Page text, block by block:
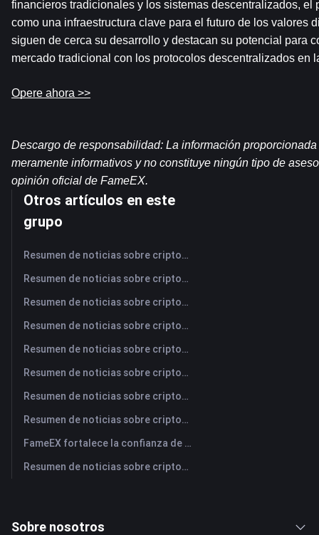
financieros tradicionales y los sistemas descentralizados, el
como una infraestructura clave para el futuro de los valores
siguen de cerca su desarrollo y destacan su potencial para
mercado tradicional con los protocolos descentralizados en
Opere ahora >>
Descargo de responsabilidad: La información
meramente informativos y no constituye ningún tipo de
opinión oficial de FameEX.
Otros artículos en este
grupo
Resumen de noticias sobre criptomonedas de FameEX de hoy | 7 de agosto de 2026
Resumen de noticias sobre criptomonedas de FameEX de hoy | 6 de agosto de 2026
Resumen de noticias sobre criptomonedas de FameEX de hoy | 5 de agosto de 2026
Resumen de noticias sobre criptomonedas de FameEX de hoy | 4 de agosto de 2026
Resumen de noticias sobre criptomonedas de FameEX de hoy | 3 de agosto de 2026
Resumen de noticias sobre criptomonedas de FameEX de hoy | 31 de julio de 2026
Resumen de noticias sobre criptomonedas de FameEX de hoy | 30 de julio de 2026
Resumen de noticias sobre criptomonedas de FameEX de hoy | 29 de julio de 2026
FameEX fortalece la confianza de los usuarios a través de ocho años de operaciones estables y crecimiento global
Resumen de noticias sobre criptomonedas de FameEX de hoy | 28 de julio de 2026
Sobre nosotros